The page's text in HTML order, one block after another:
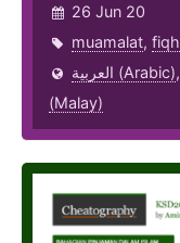
26 Jun 20
muamalat, fiqh
العربية (Arabic),
(Malay)